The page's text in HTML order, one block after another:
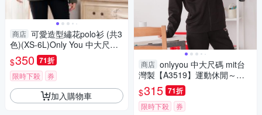
商店 可愛造型繡花polo衫 (共3
色)(XS-6L)Only You 中大尺碼
MIT台灣製 【A2050】
$350 71折
限時下殺 券
加入購物車
商店 onlyyou 中大尺碼 mit台
灣製【A3519】運動休閒～皇
冠水鑽外套(共二色)(M~6L)
$315 71折
限時下殺 券